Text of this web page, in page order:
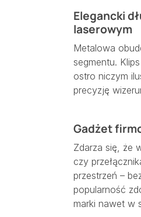
Elegancki
laserowym
Metalowa
segmentu.
ostro niczym
precyzję
Gadżet
Zdarza się, że
czy
przestrzeń –
popularność
marki nawet w